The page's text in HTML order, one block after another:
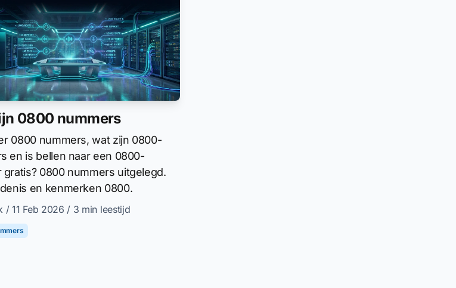
0800 nummers
0800 nummers, wat zijn 0800-
en is bellen naar een 0800-
gratis? 0800 nummers uitgelegd.
en kenmerken 0800.
/ 11 Feb 2026 / 3 min leestijd